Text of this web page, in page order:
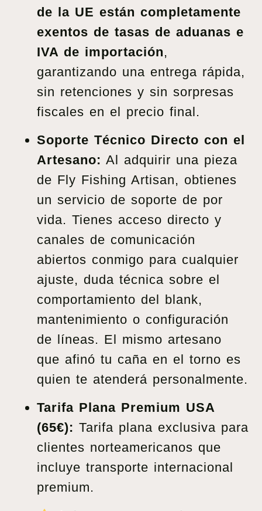
de la UE están completamente
exentos de tasas de aduanas e
IVA de importación,
garantizando una entrega rápida,
sin retenciones y sin sorpresas
fiscales en el precio final.
Soporte Técnico Directo con el
Artesano: Al adquirir una pieza
de Fly Fishing Artisan, obtienes
un servicio de soporte de por
vida. Tienes acceso directo y
canales de comunicación
abiertos conmigo para cualquier
ajuste, duda técnica sobre el
comportamiento del blank,
mantenimiento o configuración
de líneas. El mismo artesano
que afinó tu caña en el torno es
quien te atenderá personalmente.
Tarifa Plana Premium USA
(65€): Tarifa plana exclusiva para
clientes norteamericanos que
incluye transporte internacional
premium.